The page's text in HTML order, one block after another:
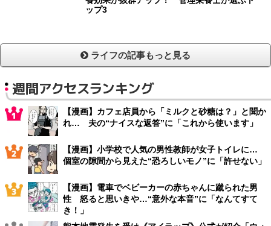
ップ3
ライフの記事もっと見る
週間アクセスランキング
【漫画】カフェ店員から「ミルクと砂糖は？」と聞か
れ… 夫の“ナイスな返答”に「これから使います」
【漫画】小学校で人気の男性教師が女子トイレに…
個室の隙間から見えた“恐ろしいモノ”に「許せない」
【漫画】電車でベビーカーの赤ちゃんに蹴られた男
性 怒ると思いきや…“意外な本音”に「なんてすて
き！」